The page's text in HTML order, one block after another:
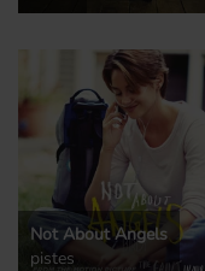
Not About Angels
pistes